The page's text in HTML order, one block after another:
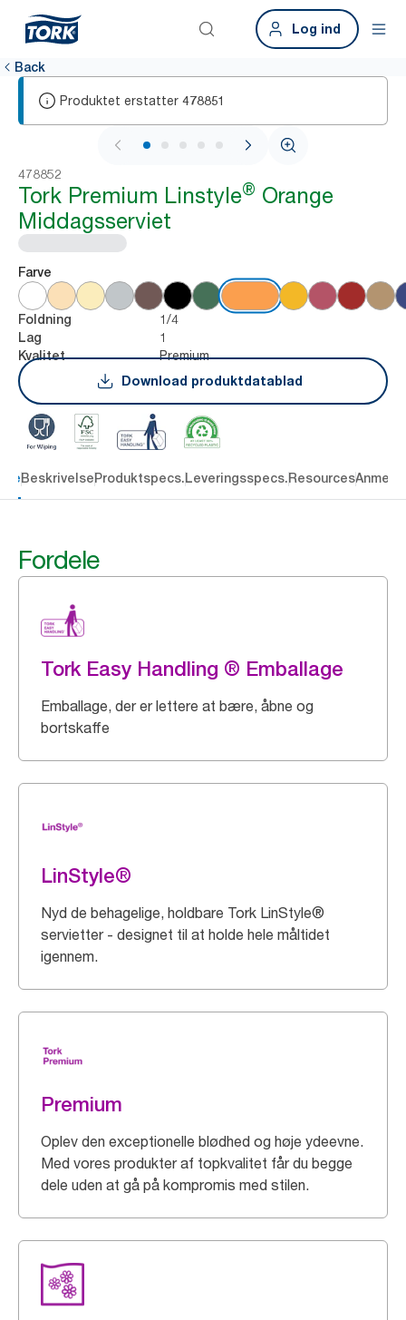
Log ind
Back
Produktet erstatter 478851
1 / 5
478852
Tork Premium Linstyle® Orange
Middagsserviet
Farve
Foldning 1/4
Lag 1
Kvalitet
Premium
Download produktdatablad
BeskrivelseProduktspecs.Leveringsspecs.Resources
Fordele
Tork Easy Handling ® Emballage
Emballage, der er lettere at bære, åbne og
bortskaffe
LinStyle®
Nyd de behagelige, holdbare Tork LinStyle®
servietter - designet til at holde hele måltidet
igennem.
Premium
Oplev den exceptionelle blødhed og høje ydeevne.
Med vores produkter af topkvalitet får du begge
dele uden at gå på kompromis med stilen.